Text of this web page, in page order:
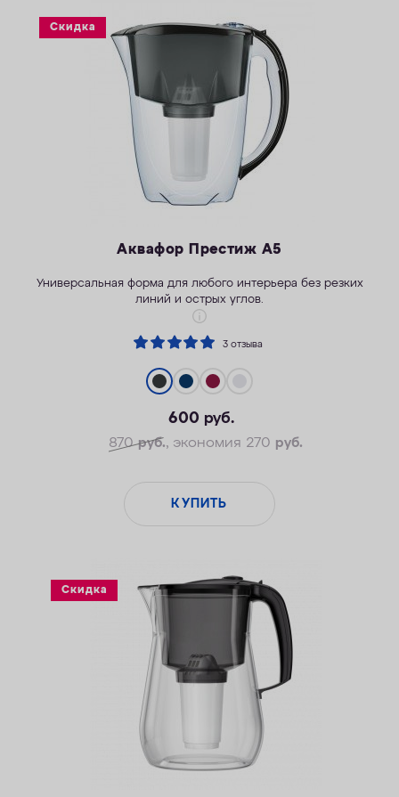
ОПЛАТАСкидка
Аквафор Престиж А5
Универсальная форма для любого интерьера без резких
линий и острых углов.
3 отзыва
600 руб.
870руб., экономия 270 руб.
КУПИТЬ
Скидка